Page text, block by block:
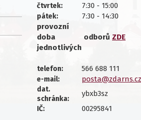
čtvrtek: 7:30 - 15:00
pátek:
7:30 - 14:30
provozní
doba
jednotlivých
odborů ZDE
telefon: 566 688 111
e-mail: posta@zdarns.cz
dat.
schránka:
ybxb3sz
IČ: 00295841